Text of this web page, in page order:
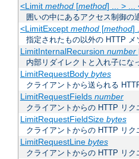
<Limit method[method] ... > ...
囲いの中にあるアクセス制御
<LimitExcept method[method]
指定されたもの以外の HTTP
LimitInternalRecursion number
内部リダイレクトと入れ子にな
LimitRequestBody bytes
クライアントから送られる
LimitRequestFields number
クライアントからの HTTP リ
LimitRequestFieldSize bytes
クライアントからの HTTP リ
LimitRequestLine bytes
クライアントからの HTTP リ